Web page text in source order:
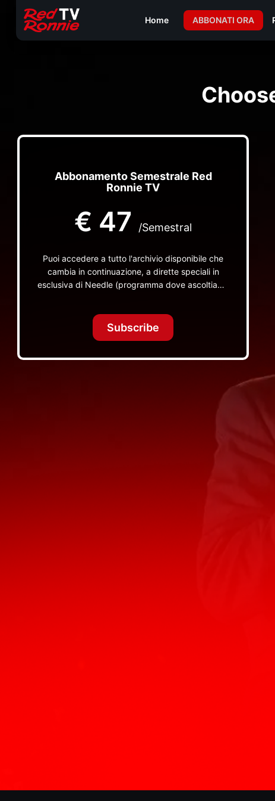
Home ABBONATI ORA
Abbonamento Semestrale Red
Ronnie TV
€ 47 /Semestral
Puoi accedere a tutto l'archivio disponibile che
cambia in continuazione, a dirette speciali in
esclusiva di Needle (programma dove ascoltiamo
TV non visibili da nessuna altra parte
Subscribe